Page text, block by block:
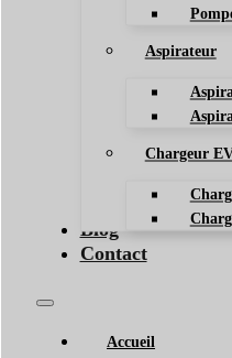
Aspirateur
Chargeur
Blog
Contact
Accueil